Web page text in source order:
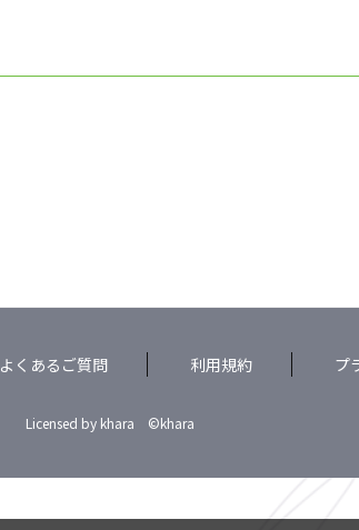
よくあるご質問 利用規約 プ
Licensed by khara ©khara